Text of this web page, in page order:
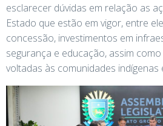
esclarecer dúvidas em relação as
Estado que estão em vigor, entre
concessão, investimentos em
segurança e educação, assim
voltadas às comunidades indígenas